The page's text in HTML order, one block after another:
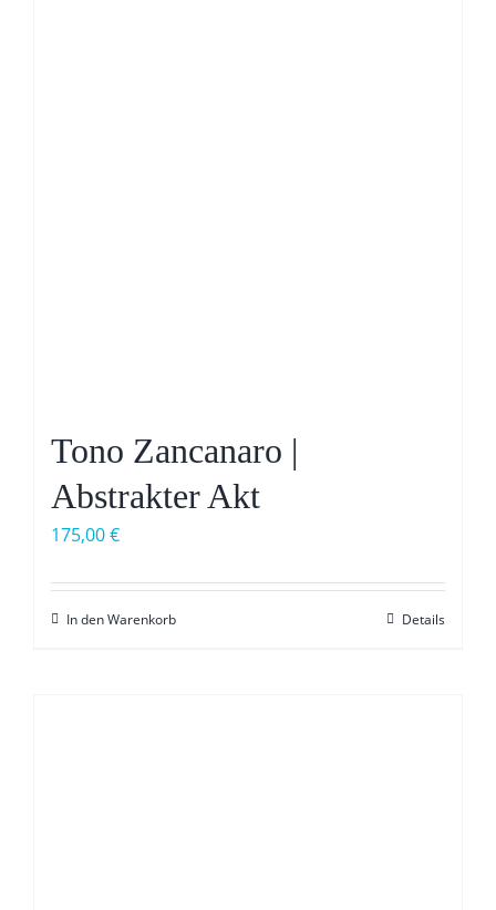
Tono Zancanaro |
Abstrakter Akt
175,00€
In den Warenkorb Details